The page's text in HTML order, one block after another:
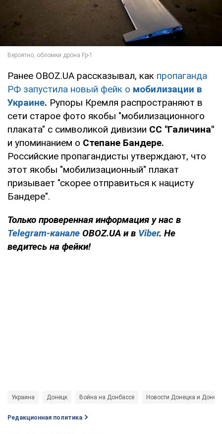
Ранее OBOZ.UA рассказывал, как пропаганда
РФ запустила новый фейк о мобилизации в
Украине. Рупоры Кремля распространяют в
сети старое фото якобы "мобилизационного
плаката" с символикой дивизии СС "Галичина"
и упоминанием о Степане Бандере.
Российские пропагандисты утверждают, что
этот якобы "мобилизационный" плакат
призывает "скорее отправиться к нацисту
Бандере".
Только проверенная информация у нас в
Telegram-канале OBOZ.UA и в Viber. Не
ведитесь на фейки!
Украина Донецк Война на Донбассе Новости Донецка и
Редакционная политика